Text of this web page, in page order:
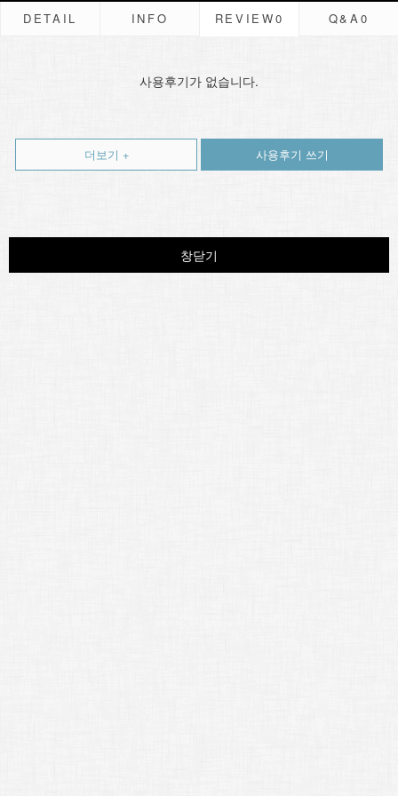
DETAIL INFO REVIEW0 Q&A0
사용후기가 없습니다.
더보기 + 사용후기 쓰기
창닫기